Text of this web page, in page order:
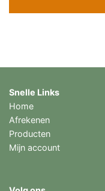
Snelle Links
Home
Afrekenen
Producten
Mijn account